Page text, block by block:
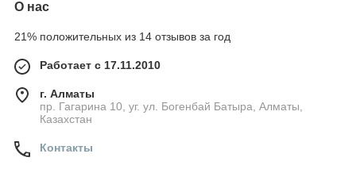
О нас
21% положительных из 14 отзывов за год
Работает с 17.11.2010
г. Алматы
пр. Гагарина 10, уг. ул. Богенбай Батыра, Алматы,
Казахстан
Контакты